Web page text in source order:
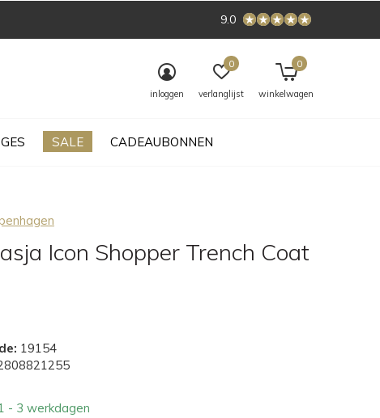
SALE CADEAUBONNEN
inloggen verlanglijst
0
winkelwagen
0
9.0
Icon Shopper Trench Coat
19154
- 3 werkdagen